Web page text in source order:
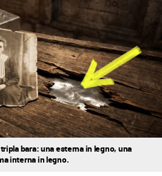
bara: una esterna in legno, una
interna in legno.